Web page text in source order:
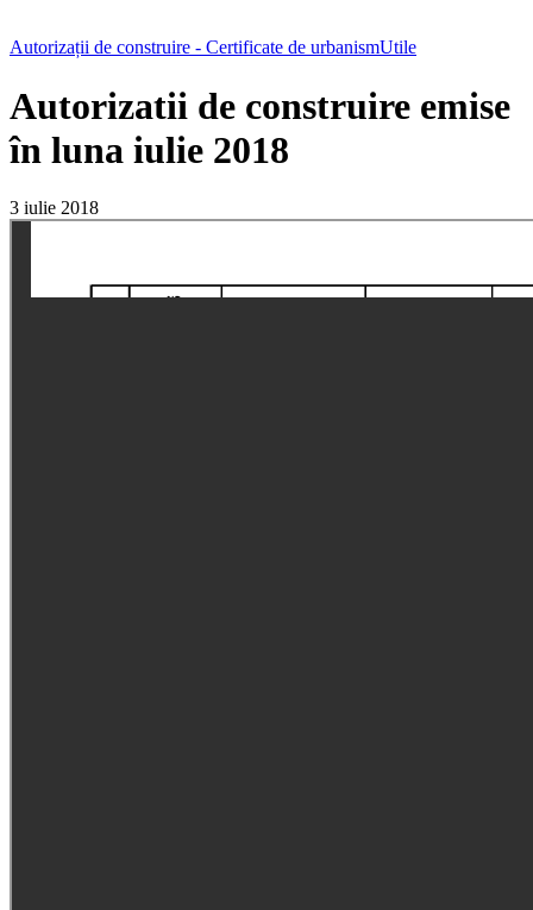
Autorizații de construire - Certificate de urbanismUtile
Autorizatii de construire emise
în luna iulie 2018
3 iulie 2018